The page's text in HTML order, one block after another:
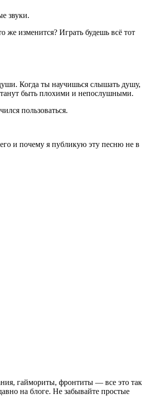
звуки.
изменится? Играть будешь всё тот
Когда ты научишься слышать душу,
быть плохими и непослушными.
пользоваться.
и почему я публикую эту песню не в
гаймориты, фронтиты — все это так
на блоге. Не забывайте простые